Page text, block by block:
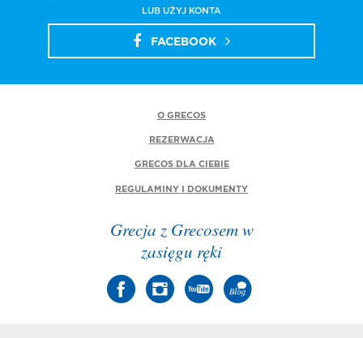
LUB UŻYJ KONTA
FACEBOOK
O GRECOS
REZERWACJA
GRECOS DLA CIEBIE
REGULAMINY I DOKUMENTY
Grecja z Grecosem w
zasięgu ręki